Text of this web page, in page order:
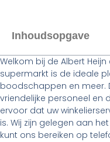
Inhoudsopgave
Welkom bij de Albert
supermarkt is de ideale
boodschappen en meer.
vriendelijke personeel en
ervoor dat uw
is. Wij zijn gelegen aan het
kunt ons bereiken op